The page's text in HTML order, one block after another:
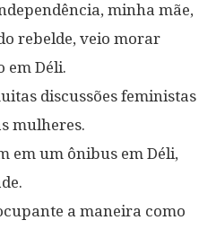
minha mãe,
rebelde, veio morar
em Déli.
discussões feministas
mulheres.
em um ônibus em Déli,
a maneira como